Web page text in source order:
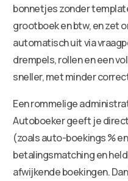
bonnetjes zonder
grootboek en btw, en zet
automatisch uit via
drempels, rollen en een
sneller, met minder
Een rommelige
Autoboeker geeft je
(zoals auto-boekings %
betalingsmatching en
afwijkende boekingen.